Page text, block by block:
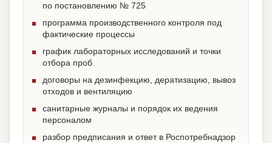
по постановлению № 725
программа производственного контроля под
фактические процессы
график лабораторных исследований и точки
отбора проб
договоры на дезинфекцию, дератизацию, вывоз
отходов и вентиляцию
санитарные журналы и порядок их ведения
персоналом
разбор предписания и ответ в Роспотребнадзор